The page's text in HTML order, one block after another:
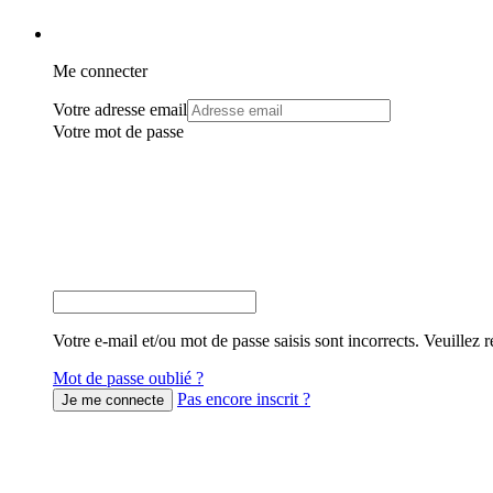
Me connecter
Votre adresse email
Votre mot de passe
Votre e-mail et/ou mot de passe saisis sont incorrects. Veuillez
Mot de passe oublié ?
Pas encore inscrit ?